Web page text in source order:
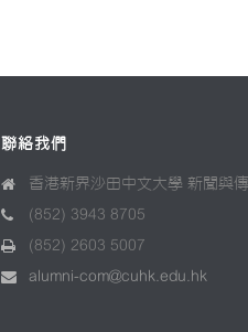
聯絡我們
香港新界沙田中文大學 新聞與
(852) 3943 8705
(852) 2603 5007
alumni-com@cuhk.edu.hk